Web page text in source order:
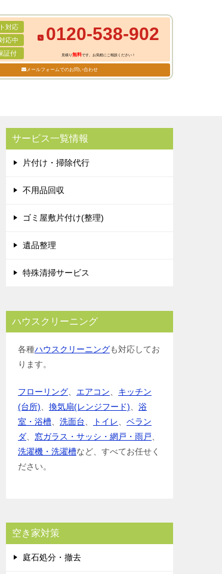
対応
応中
証付
0120-538-902
見積り無料です。お気軽にご相談ください！
メールフォームでのお問い合わせ
サービス一覧情報
片付け・掃除代行
不用品回収
ゴミ屋敷片付け(整理)
遺品整理
特殊清掃サービス
ハウスクリーニング
各種ハウスクリーニングも対応してお
ります。
フローリング エアコン
キッチン
(台所)
換気扇(レンジフード)
浴
室・浴槽
洗面台 トイレ
ベラン
ダ
窓ガラス・サッシ・網戸・雨戸
洗濯機・洗濯槽など、すべてお任せく
ださい。
空き家対策
庭石処分・撤去